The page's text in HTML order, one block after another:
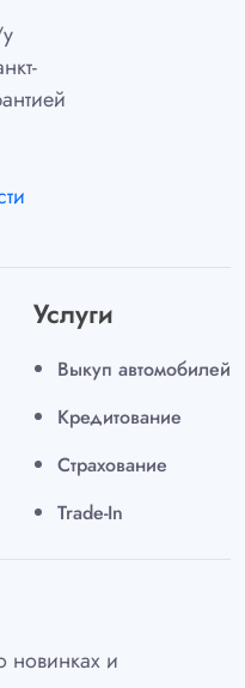
Услуги
Выкуп автомобилей
Кредитование
Страхование
Trade-In
новинках и